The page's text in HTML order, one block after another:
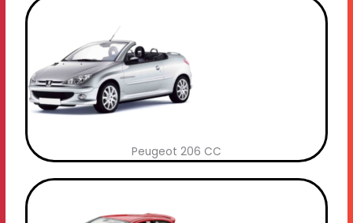
Peugeot 206 CC